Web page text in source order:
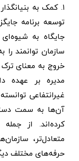
۱. کمک به
توسعه برنامه
جایگاه به
سازمان توانمند
خروج به معنای
مدیره بر عهده
غیرانتفاعی
آن‌ها به سمت
کرده‌اند. از
متعادل‌تر،
حرفه‌های مختلف